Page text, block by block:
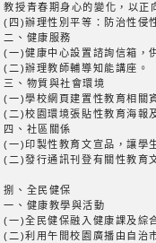
教授青春期身心的變化，以正
(四)辦理性別平等：防治性侵
二、健康服務
(一)健康中心設置諮詢信箱，
(二)辦理教師輔導知能講座。
三、物質與社會環境
(一)學校網頁建置性教育相關
(二)校園環境張貼性教育海報
四、社區關係
(一)印製性教育文宣品，讓學
(二)發行通訊刊登有關性教育
捌、全民健保
一、健康教學與活動
(一)全民健保融入健康課及綜
(二)利用午間校園廣播由自治